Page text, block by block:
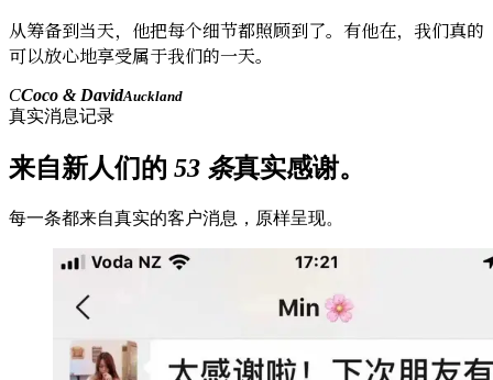
从筹备到当天，他把每个细节都照顾到了。有他在，我们真的
可以放心地享受属于我们的一天。
CCoco & DavidAuckland
真实消息记录
来自新人们的 53 条真实感谢。
每一条都来自真实的客户消息，原样呈现。